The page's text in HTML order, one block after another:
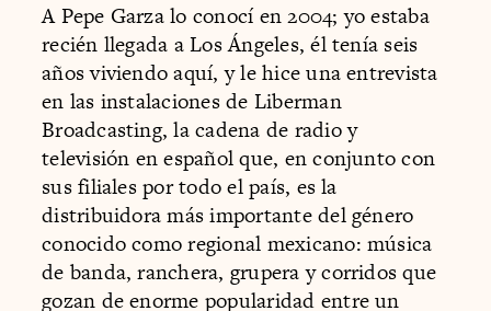
A Pepe Garza lo conocí en 2004; yo estaba
recién llegada a Los Ángeles, él tenía seis
años viviendo aquí, y le hice una entrevista
en las instalaciones de Liberman
Broadcasting, la cadena de radio y
televisión en español que, en conjunto con
sus filiales por todo el país, es la
distribuidora más importante del género
conocido como regional mexicano: música
de banda, ranchera, grupera y corridos que
gozan de enorme popularidad entre un